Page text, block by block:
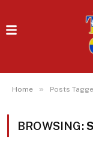
Home » Posts
BROWSING: